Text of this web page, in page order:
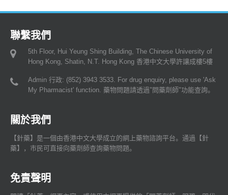
聯繫我們
5th Floor, Hui Yeung Shing Building, The Chinese University of
Hong Kong, Shatin, N.T. Hong Kong 香港中文大學許讓成樓5樓
Admin 行政: (852) 3943 3533. For drug enquiry, please use 'Ask
My Pharmacist' function. 藥物問題請透過"問藥劑師"功能查詢。
關於我們
【針藥】是一個由香港中文大學成立的網上藥物諮詢平台。通過【針
藥】，市民可直接向藥劑師查詢藥物問題。
免責聲明